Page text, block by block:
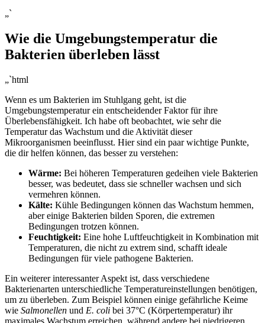
„`
Wie die ‌Umgebungstemperatur die
Bakterien überleben lässt
„`html
Wenn es um Bakterien im Stuhlgang geht, ist die
Umgebungstemperatur ein ‍entscheidender Faktor für ihre
Überlebensfähigkeit. ⁤Ich habe oft⁤ beobachtet, wie sehr die
Temperatur das Wachstum ​und⁣ die Aktivität ⁤dieser
Mikroorganismen beeinflusst. Hier ‍sind ein paar wichtige Punkte,
die dir helfen können, das⁤ besser zu verstehen:
Wärme: Bei höheren Temperaturen gedeihen viele Bakterien⁤
besser,⁣ was ‍bedeutet, dass sie schneller wachsen und sich
‌vermehren ‌können.
Kälte: Kühle Bedingungen ⁣können das Wachstum⁢ hemmen,
aber einige Bakterien bilden Sporen, die extremen
Bedingungen trotzen ⁢können.
Feuchtigkeit: Eine hohe Luftfeuchtigkeit in Kombination mit
Temperaturen, ⁣die nicht zu extrem sind, schafft ideale
Bedingungen für ⁤viele ​pathogene Bakterien.
Ein weiterer interessanter Aspekt ist, dass ​verschiedene
Bakterienarten unterschiedliche Temperatureinstellungen benötigen,
um zu überleben. Zum ‌Beispiel​ können‌ einige gefährliche Keime
wie⁤ Salmonellen und E. coli bei 37°C (Körpertemperatur) ihr
maximales Wachstum erreichen,⁣ während‌ andere bei niedrigeren